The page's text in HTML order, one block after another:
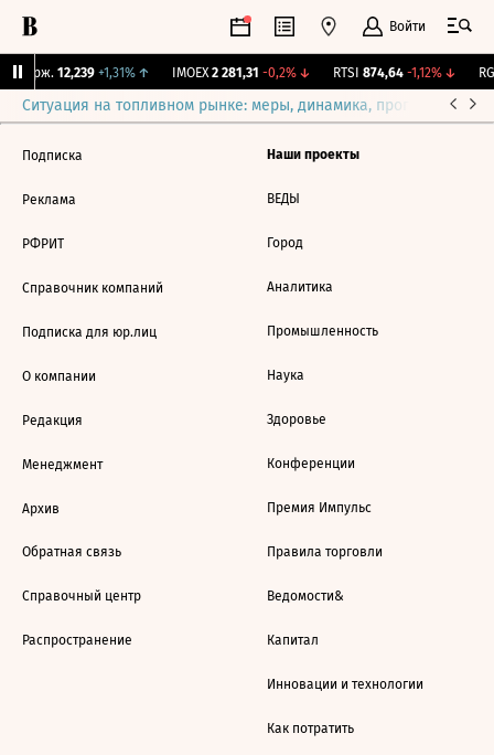
Войти
Бирж. 12,239 +1,31%↑ IMOEX 2 281,31 -0,2%↓ RTSI 874,64 -1,12%↓
Ситуация на топливном рынке: меры, динамика, прогнозы
Подписка
Реклама
РФРИТ
Справочник компаний
Подписка для юр.лиц
О компании
Редакция
Менеджмент
Архив
Обратная связь
Справочный центр
Распространение
Наши проекты
ВЕДЫ
Город
Аналитика
Промышленность
Наука
Здоровье
Конференции
Премия Импульс
Правила торговли
Ведомости&
Капитал
Инновации и технологии
Как потратить